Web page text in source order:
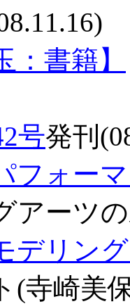
：書籍】
号発刊
フォー
アーツ
デリン
(寺崎美